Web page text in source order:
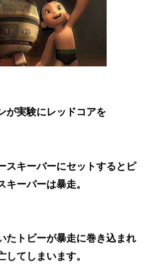
が実験にレッドコアを
スキーバーにセットするとピ
キーパーは暴走。
たトビーが暴走に巻き込まれ
してしまいます。